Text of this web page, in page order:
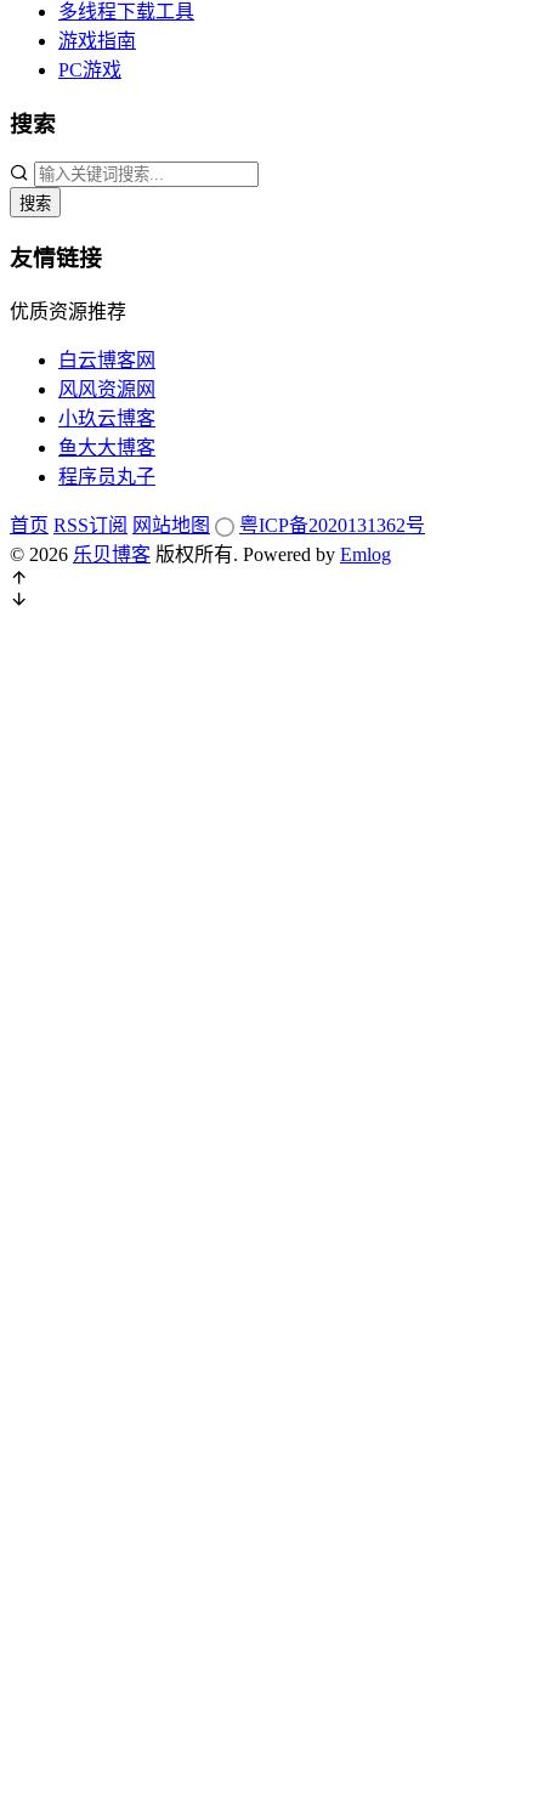
多线程下载工具
游戏指南
PC游戏
搜索
搜索
友情链接
优质资源推荐
白云博客网
风风资源网
小玖云博客
鱼大大博客
程序员丸子
首页 RSS订阅 网站地图
粤ICP备2020131362号
© 2026 乐贝博客 版权所有. Powered by Emlog